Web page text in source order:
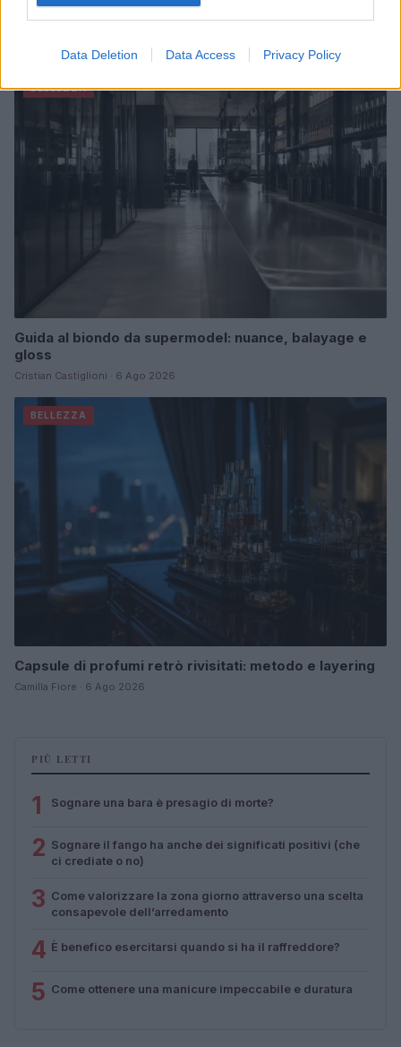
Data Deletion Data Access Privacy Policy
Scopri come l’imperfezione può essere la vera
Camilla Fiore · 6 Ago 2026
BELLEZZA
Guida al biondo da supermodel: nuance, balayage e
gloss
Cristian Castiglioni · 6 Ago 2026
BELLEZZA
Capsule di profumi retrò rivisitati: metodo e layering
Camilla Fiore · 6 Ago 2026
PIÙ LETTI
1 Sognare una bara è presagio di morte?
2 Sognare il fango ha anche dei significati positivi (che
ci crediate o no)
3 Come valorizzare la zona giorno attraverso una scelta
consapevole dell’arredamento
4 È benefico esercitarsi quando si ha il raffreddore?
5 Come ottenere una manicure impeccabile e duratura